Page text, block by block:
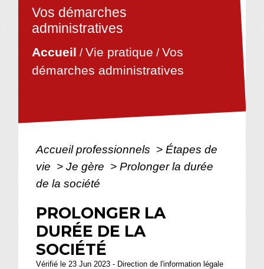
Vos démarches
administratives
Accueil /Vie pratique /Vos
démarches administratives
Accueil professionnels > Étapes de
vie > Je gère > Prolonger la durée
de la société
PROLONGER LA
DURÉE DE LA
SOCIÉTÉ
Vérifié le 23 Jun 2023 - Direction de l'information légale